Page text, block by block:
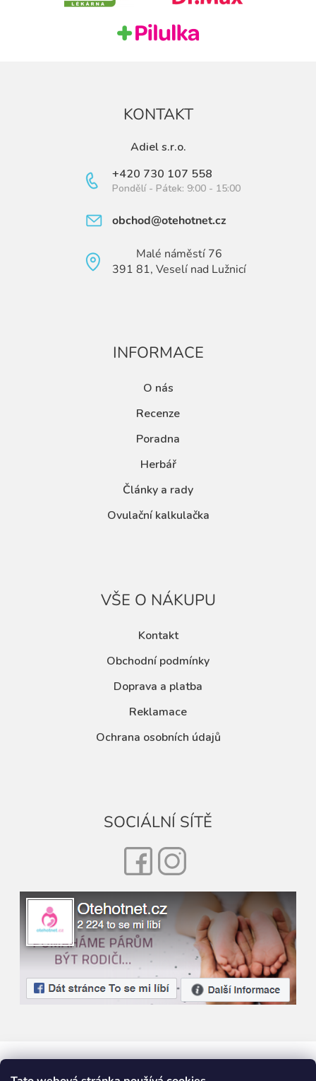
KONTAKT
Adiel s.r.o.
+420 730 107 558
Pondělí - Pátek: 9:00 - 15:00
obchod@otehotnet.cz
Malé náměstí 76
391 81, Veselí nad Lužnicí
INFORMACE
O nás
Recenze
Poradna
Herbář
Články a rady
Ovulační kalkulačka
VŠE O NÁKUPU
Kontakt
Obchodní podmínky
Doprava a platba
Reklamace
Ochrana osobních údajů
SOCIÁLNÍ SÍTĚ
FacebookInstagram